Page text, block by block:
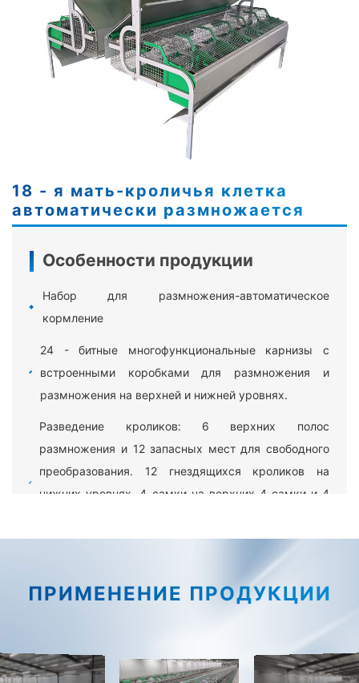
18 - я мать-кроличья клетка
автоматически размножается
Особенности продукции
Набор для размножения-автоматическое
кормление
24 - битные многофункциональные карнизы с
встроенными коробками для размножения и
размножения на верхней и нижней уровнях.
Разведение кроликов: 6 верхних полос
размножения и 12 запасных мест для свободного
преобразования. 12 гнездящихся кроликов на
нижних уровнях, 4 самки на верхних 4 самки и 4
всех видов).
Разведение кроликов: 96 кроликов размножаются
до 2,5 кг (5 на нижней полке, 3 на верхней)
наблюдение за кроликами, направляющими
навозные пластины с большим V-образным
ПРИМЕНЕНИЕ ПРОДУКЦИИ